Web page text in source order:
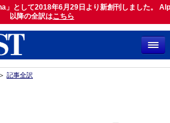
」として2018年6月29日より新創刊しました。
以降の全訳はこちら
」として2018年6月29日より新創刊しました。
以降の全訳はこちら
＞ 記事全訳